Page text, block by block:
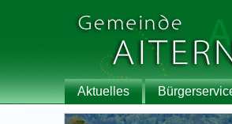
Aktuelles